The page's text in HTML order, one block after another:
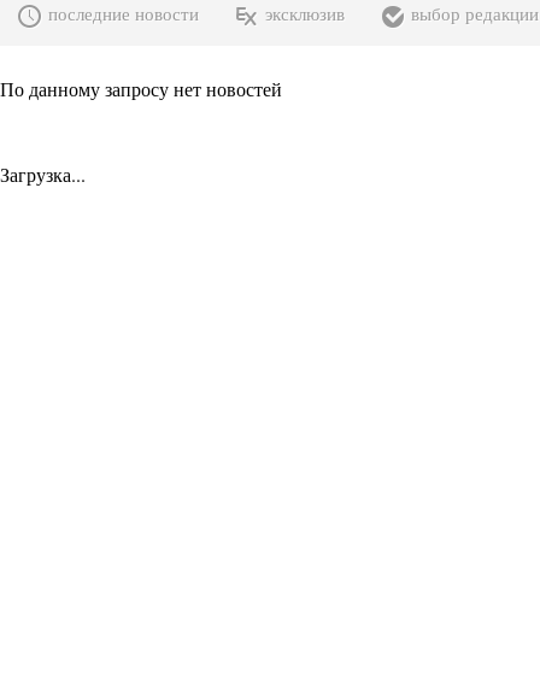
последние новости эксклюзив выбор редакции
По данному запросу нет новостей
Загрузка...